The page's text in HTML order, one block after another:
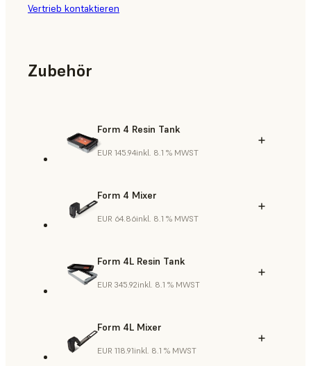
Vertrieb kontaktieren
Zubehör
Form 4 Resin Tank
EUR 145.94inkl. 8.1 % MWST
Form 4 Mixer
EUR 64.86inkl. 8.1 % MWST
Form 4L Resin Tank
EUR 345.92inkl. 8.1 % MWST
Form 4L Mixer
EUR 118.91inkl. 8.1 % MWST